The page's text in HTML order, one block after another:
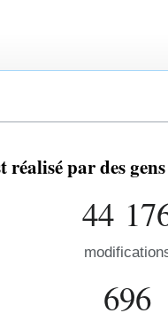
par des
44
696